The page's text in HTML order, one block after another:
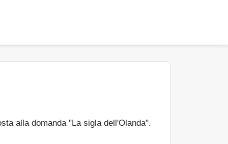
alla domanda "La sigla dell'Olanda".